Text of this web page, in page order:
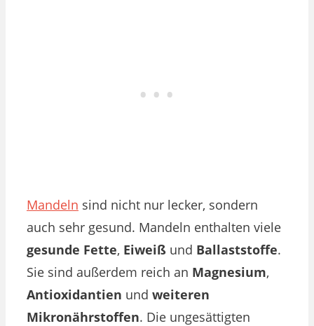
Mandeln sind nicht nur lecker, sondern
auch sehr gesund. Mandeln enthalten viele
gesunde Fette, Eiweiß und Ballaststoffe.
Sie sind außerdem reich an Magnesium,
Antioxidantien und weiteren
Mikronährstoffen. Die ungesättigten